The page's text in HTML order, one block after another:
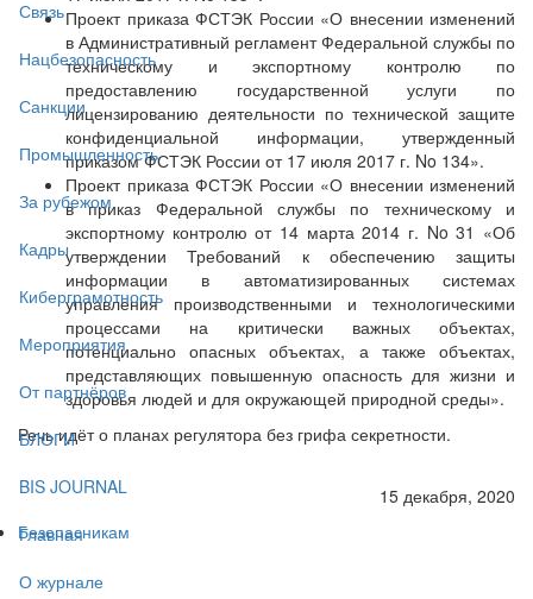
Связь
Нацбезопасность
Санкции
Промышленность
За рубежом
Кадры
Киберграмотность
Мероприятия
От партнёров
БЛОГИ
BIS JOURNAL
Главная
О журнале
Проект приказа ФСТЭК России «О внесении изменений
в Административный регламент Федеральной службы по
техническому и экспортному контролю по
предоставлению государственной услуги по
лицензированию деятельности по технической защите
конфиденциальной информации, утвержденный
приказом ФСТЭК России от 17 июля 2017 г. No 134».
Проект приказа ФСТЭК России «О внесении изменений
в приказ Федеральной службы по техническому и
экспортному контролю от 14 марта 2014 г. No 31 «Об
утверждении Требований к обеспечению защиты
информации в автоматизированных системах
управления производственными и технологическими
процессами на критически важных объектах,
потенциально опасных объектах, а также объектах,
представляющих повышенную опасность для жизни и
здоровья людей и для окружающей природной среды».
Речь идёт о планах регулятора без грифа секретности.
15 декабря, 2020
Безопасникам